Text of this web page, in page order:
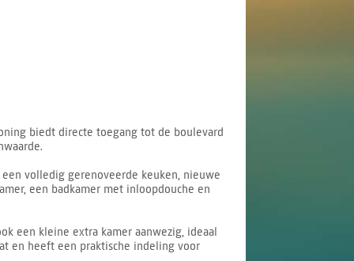
biedt directe toegang tot de boulevard
volledig gerenoveerde keuken, nieuwe
een badkamer met inloopdouche en
een kleine extra kamer aanwezig, ideaal
en heeft een praktische indeling voor